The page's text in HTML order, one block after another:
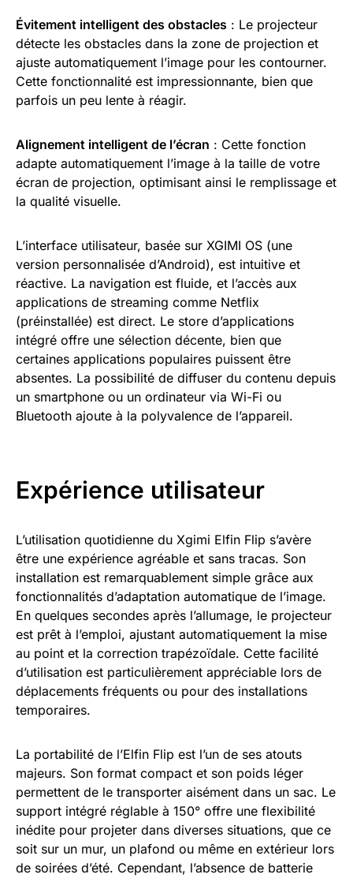
Évitement intelligent des obstacles : Le projecteur
détecte les obstacles dans la zone de projection et
ajuste automatiquement l’image pour les contourner.
Cette fonctionnalité est impressionnante, bien que
parfois un peu lente à réagir.
Alignement intelligent de l’écran : Cette fonction
adapte automatiquement l’image à la taille de votre
écran de projection, optimisant ainsi le remplissage et
la qualité visuelle.
L’interface utilisateur, basée sur XGIMI OS (une
version personnalisée d’Android), est intuitive et
réactive. La navigation est fluide, et l’accès aux
applications de streaming comme Netflix
(préinstallée) est direct. Le store d’applications
intégré offre une sélection décente, bien que
certaines applications populaires puissent être
absentes. La possibilité de diffuser du contenu depuis
un smartphone ou un ordinateur via Wi-Fi ou
Bluetooth ajoute à la polyvalence de l’appareil.
Expérience utilisateur
L’utilisation quotidienne du Xgimi Elfin Flip s’avère
être une expérience agréable et sans tracas. Son
installation est remarquablement simple grâce aux
fonctionnalités d’adaptation automatique de l’image.
En quelques secondes après l’allumage, le projecteur
est prêt à l’emploi, ajustant automatiquement la mise
au point et la correction trapézoïdale. Cette facilité
d’utilisation est particulièrement appréciable lors de
déplacements fréquents ou pour des installations
temporaires.
La portabilité de l’Elfin Flip est l’un de ses atouts
majeurs. Son format compact et son poids léger
permettent de le transporter aisément dans un sac. Le
support intégré réglable à 150° offre une flexibilité
inédite pour projeter dans diverses situations, que ce
soit sur un mur, un plafond ou même en extérieur lors
de soirées d’été. Cependant, l’absence de batterie